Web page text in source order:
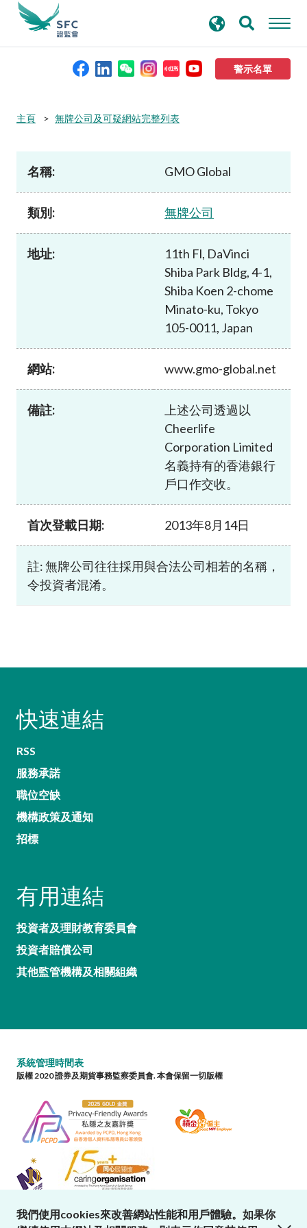
警示名單
本會簡介
規則及標準
資料庫
尋
主頁 無牌公司及可疑網站完整列表
名稱: GMO Global
類別: 無牌公司
地址:
11th Fl, DaVinci
Shiba Park Bldg, 4-1,
Shiba Koen 2-chome
Minato-ku, Tokyo
105-0011, Japan
網站: www.gmo-global.net
備註:
上述公司透過以
Cheerlife
Corporation Limited
名義持有的香港銀行
戶口作交收。
首次登載日期: 2013年8月14日
註: 無牌公司往往採用與合法公司相若的名稱，
令投資者混淆。
快速連結
RSS
服務承諾
職位空缺
機構政策及通知
招標
有用連結
投資者及理財教育委員會
投資者賠償公司
其他監管機構及相關組織
系統管理時間表
版權 2020 證券及期貨事務監察委員會. 本會保留一切版權
我們使用cookies來改善網站性能和用戶體驗。如果你
close cookies alert